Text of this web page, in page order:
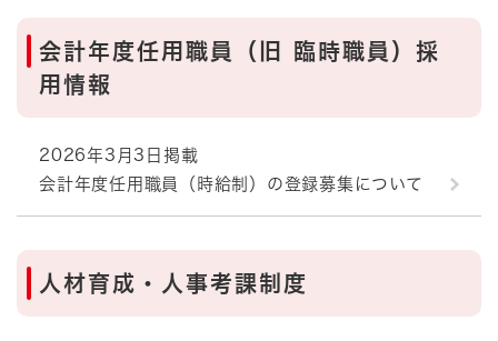
会計年度任用職員（旧 臨時職員）採
用情報
2026年3月3日掲載
会計年度任用職員（時給制）の登録募集について
人材育成・人事考課制度